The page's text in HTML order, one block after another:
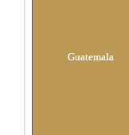
Guatemala